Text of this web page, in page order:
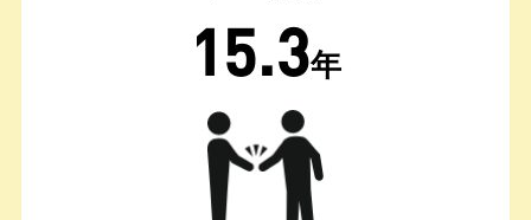
15.3年